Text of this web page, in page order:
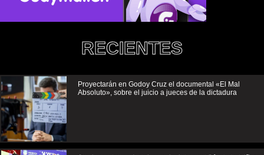
RECIENTES
Proyectarán en Godoy Cruz el documental «El Mal
Absoluto», sobre el juicio a jueces de la dictadura